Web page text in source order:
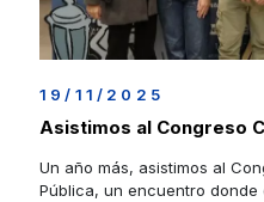
19/11/2025
Asistimos al Congreso
Un año más, asistimos al
Pública, un encuentro